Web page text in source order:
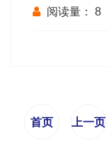
费用构成表
阅读量： 8
首页 上一页